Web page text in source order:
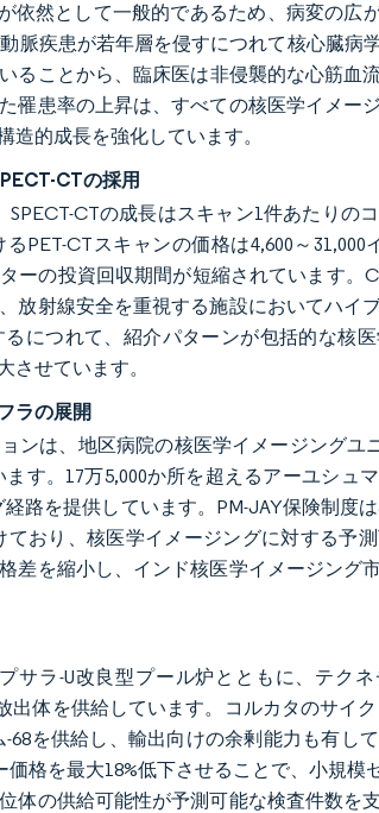
依然として一般的であるため、病変の広
脈疾患が若年層を侵すにつれて核心臓病
ることから、臨床医は非侵襲的な心筋血
罹患率の上昇は、すべての核医学イメー
的成長を強化しています。
CTの採用
CTの成長はスキャン1件あたりの
PET-CTスキャンの価格は4,600～31,000
ーの投資回収期間が短縮されています。
放射線安全を重視する施設においてハイ
につれて、紹介パターンが包括的な核
させています。
ラの展開
ンは、地区病院の核医学イメージングユ
す。17万5,000か所を超えるアーユシュ
路を提供しています。PM-JAY保険制度
おり、核医学イメージングに対する予
差を縮小し、インド核医学イメージング
サラ-U改良型プール炉とともに、テク
出体を供給しています。コルカタのサイ
68を供給し、輸出向けの余剰能力も有し
格を最大18%低下させることで、小規模
体の供給可能性が予測可能な検査件数を